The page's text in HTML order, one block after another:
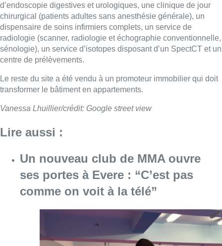
d’endoscopie digestives et urologiques, une clinique de jour
chirurgical (patients adultes sans anesthésie générale), un
dispensaire de soins infirmiers complets, un service de
radiologie (scanner, radiologie et échographie conventionnelle,
sénologie), un service d’isotopes disposant d’un SpectCT et un
centre de prélèvements.
Le reste du site a été vendu à un promoteur immobilier qui doit
transformer le bâtiment en appartements.
Vanessa Lhuillier/crédit: Google street view
Lire aussi :
Un nouveau club de MMA ouvre
ses portes à Evere : “C’est pas
comme on voit à la télé”